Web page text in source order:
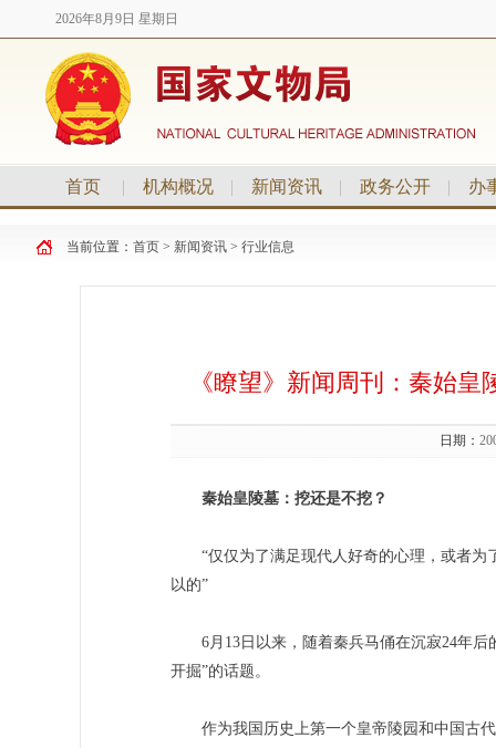
2026年8月9日 星期日
首页 | 机构概况 | 新闻资讯 | 政务公开 | 办
当前位置： 首页 > 新闻资讯 > 行业信息
《瞭望》新闻周刊：秦始
日期：
秦始皇陵墓：挖还是不挖？
“仅仅为了满足现代人好奇的心理，或者为
以的”
6月13日以来，随着秦兵马俑在沉寂24年后
开掘”的话题。
作为我国历史上第一个皇帝陵园和中国古代